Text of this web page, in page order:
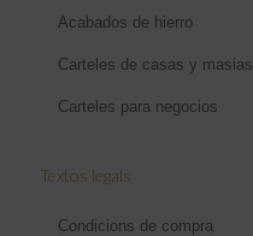
Acabados de hierro
Carteles de casas y masias
Carteles para negocios
Textos legals
Condicions de compra